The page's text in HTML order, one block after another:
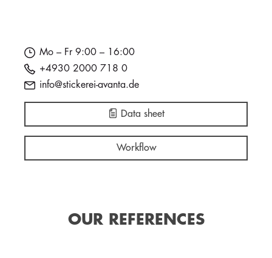
Mo – Fr 9:00 – 16:00
+4930 2000 718 0
info@stickerei-avanta.de
Data sheet
Workflow
OUR REFERENCES